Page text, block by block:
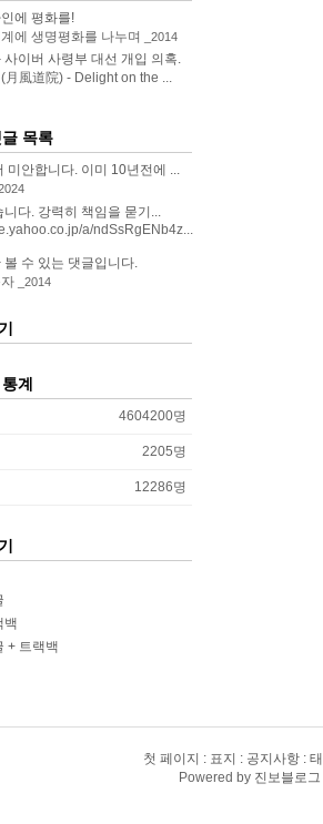
에 평화를!
에 생명평화를 나누며
2014
사이버 사령부 대선 개입 의혹.
月風道院) - Delight on the ...
목록
미안합니다. 이미 10년전에 ...
다. 강력히 책임을 묻기...
a/ndSsRgENb4z...
볼 수 있는 댓글입니다.
2014
계
4604200명
2205명
12286명
백
+ 트랙백
첫 페이지 표지 공지사항
Powered by 진보블로그